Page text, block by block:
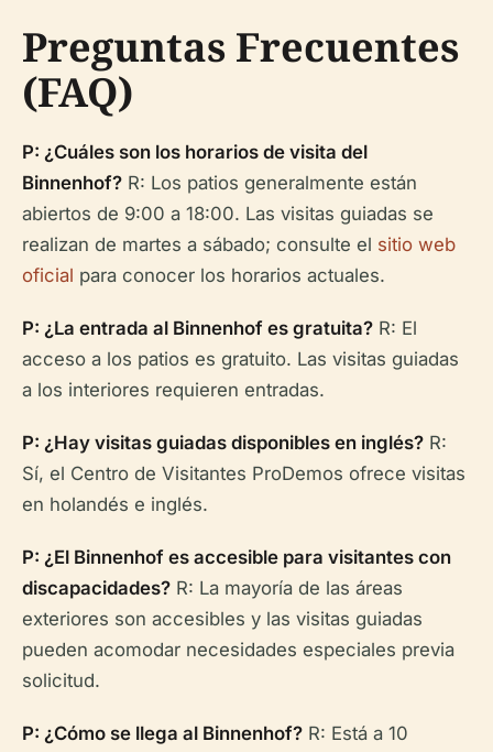
Preguntas Frecuentes
(FAQ)
P: ¿Cuáles son los horarios de visita del
Binnenhof? R: Los patios generalmente están
abiertos de 9:00 a 18:00. Las visitas guiadas se
realizan de martes a sábado; consulte el sitio web
oficial para conocer los horarios actuales.
P: ¿La entrada al Binnenhof es gratuita? R: El
acceso a los patios es gratuito. Las visitas guiadas
a los interiores requieren entradas.
P: ¿Hay visitas guiadas disponibles en inglés? R:
Sí, el Centro de Visitantes ProDemos ofrece visitas
en holandés e inglés.
P: ¿El Binnenhof es accesible para visitantes con
discapacidades? R: La mayoría de las áreas
exteriores son accesibles y las visitas guiadas
pueden acomodar necesidades especiales previa
solicitud.
P: ¿Cómo se llega al Binnenhof? R: Está a 10